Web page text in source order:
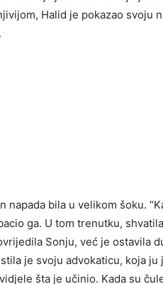
Halid je pokazao svoju
napada bila u velikom šoku.
ga. U tom trenutku,
Sonju, već je ostavila
je svoju advokaticu, koja
šta je učinio. Kada su